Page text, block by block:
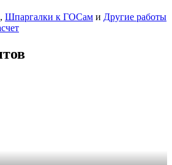
, Шпаргалки к ГОСам и Другие работы